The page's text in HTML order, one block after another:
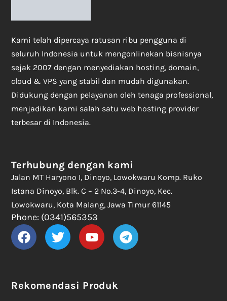
Kami telah dipercaya ratusan ribu pengguna di
seluruh Indonesia untuk mengonlinekan bisnisnya
sejak 2007 dengan menyediakan hosting, domain,
cloud & VPS yang stabil dan mudah digunakan.
Didukung dengan pelayanan oleh tenaga professional,
menjadikan kami salah satu web hosting provider
terbesar di Indonesia.
Rekomendasi Produk
Terhubung dengan kami
Jalan MT Haryono I, Dinoyo, Lowokwaru Komp. Ruko
Istana Dinoyo, Blk. C – 2 No.3-4, Dinoyo, Kec.
Lowokwaru, Kota Malang, Jawa Timur 61145
Phone: (0341)565353